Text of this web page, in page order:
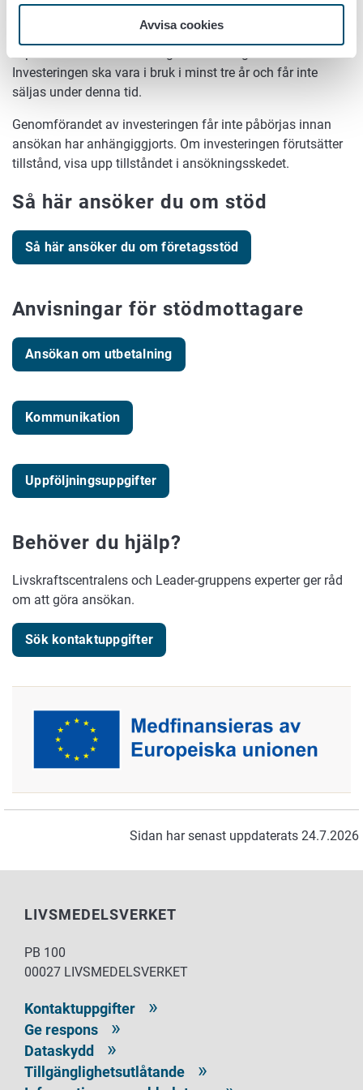
Avvisa cookies
Investeringen ska ha väsentlig betydelse för grundandet,
Investeringen ska vara i bruk i minst tre år och får inte
säljas under denna tid.
Genomförandet av investeringen får inte påbörjas innan
ansökan har anhängiggjorts. Om investeringen förutsätter
tillstånd, visa upp tillståndet i ansökningsskedet.
Så här ansöker du om stöd
Så här ansöker du om företagsstöd
Anvisningar för stödmottagare
Ansökan om utbetalning
Kommunikation
Uppföljningsuppgifter
Behöver du hjälp?
Livskraftscentralens och Leader-gruppens experter ger råd
om att göra ansökan.
Sök kontaktuppgifter
Sidan har senast uppdaterats 24.7.2026
LIVSMEDELSVERKET
PB 100
00027 LIVSMEDELSVERKET
Kontaktuppgifter
Ge respons
Dataskydd
Tillgänglighetsutlåtande